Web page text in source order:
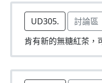
UD305. 討論區
肯有新的無糖紅茶，